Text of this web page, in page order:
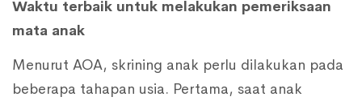
Waktu terbaik untuk melakukan pemeriksaan
mata anak
Menurut AOA, skrining anak perlu dilakukan pada
beberapa tahapan usia. Pertama, saat anak